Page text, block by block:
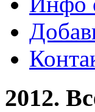
2012.